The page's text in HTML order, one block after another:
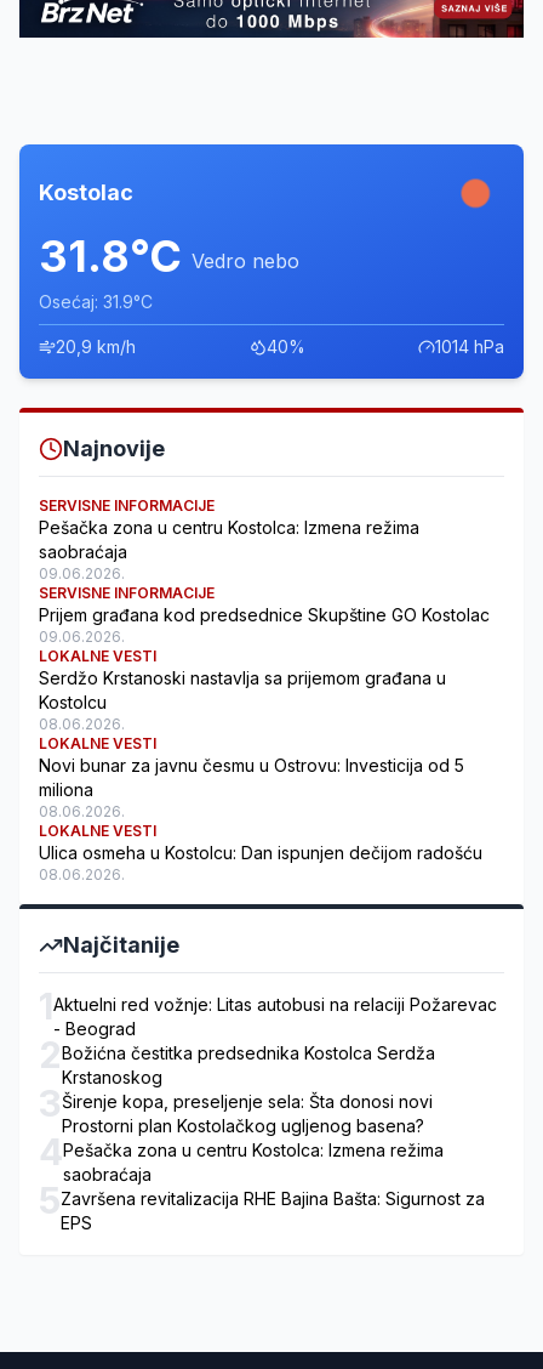
Kostolac
31.8°C Vedro nebo
Osećaj: 31.9°C
20,9 km/h 40% 1014 hPa
Najnovije
SERVISNE INFORMACIJE
Pešačka zona u centru Kostolca: Izmena režima
saobraćaja
09.06.2026.
SERVISNE INFORMACIJE
Prijem građana kod predsednice Skupštine GO Kostolac
09.06.2026.
LOKALNE VESTI
Serdžo Krstanoski nastavlja sa prijemom građana u
Kostolcu
08.06.2026.
LOKALNE VESTI
Novi bunar za javnu česmu u Ostrovu: Investicija od 5
miliona
08.06.2026.
LOKALNE VESTI
Ulica osmeha u Kostolcu: Dan ispunjen dečijom radošću
08.06.2026.
Najčitanije
1Aktuelni red vožnje: Litas autobusi na relaciji Požarevac
- Beograd
2Božićna čestitka predsednika Kostolca Serdža
Krstanoskog
3Širenje kopa, preseljenje sela: Šta donosi novi
Prostorni plan Kostolačkog ugljenog basena?
4Pešačka zona u centru Kostolca: Izmena režima
saobraćaja
5Završena revitalizacija RHE Bajina Bašta: Sigurnost za
EPS